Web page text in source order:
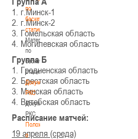
по
баскетбольной
статистике
Материалы
по
баскетбольной
статистике
Документы
РКС
Документы
РКС
Положение
о
1. г.Минск-1
2. г.Минск-2
3. Гомельская область
4. Могилевская область
Группа Б
1. Гродненская область
2. Брестская область
3. Минская область
4. Витебская область
Расписание матчей:
19 апреля (среда)